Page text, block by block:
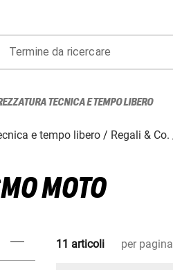
Termine da ricercare
TECNICA E TEMPO LIBERO
e tempo libero Regali & Co.
MOTO
11 articoli per pagina